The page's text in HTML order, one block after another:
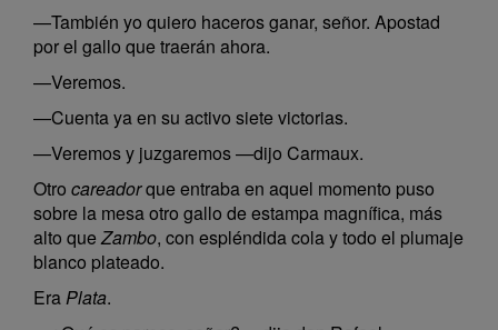
—También yo quiero haceros ganar, señor. Apostad
por el gallo que traerán ahora.
—Veremos.
—Cuenta ya en su activo siete victorias.
—Veremos y juzgaremos —dijo Carmaux.
Otro careadorque entraba en aquel momento puso
sobre la mesa otro gallo de estampa magnífica, más
alto queZambo, con espléndida cola y todo el plumaje
blanco plateado.
EraPlata.